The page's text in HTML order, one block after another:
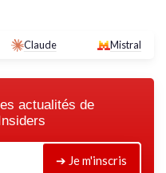
Claude Mistral
actualités de
➔ Je m'inscris